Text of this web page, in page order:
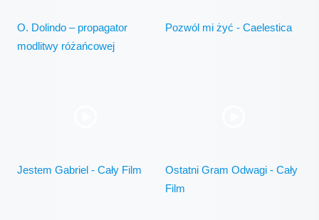
O. Dolindo – propagator
modlitwy różańcowej
Pozwól mi żyć - Caelestica
Jestem Gabriel - Cały Film
Ostatni Gram Odwagi - Cały
Film